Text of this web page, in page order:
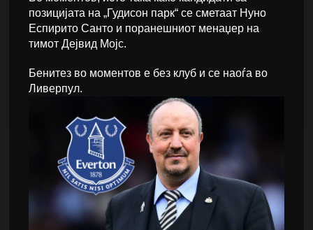
позицијата на „Гудисон парк“ се сметаат Нуно
Еспирито Санто и поранешниот менаџер на
тимот Дејвид Мојс.
Бенитез во моментов е без клуб и се наоѓа во
Ливерпул.